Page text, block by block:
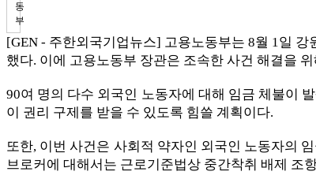
동
부
[GEN - 주한외국기업뉴스] 고용노동부는 8월 1일
했다. 이에 고용노동부 장관은 조속한 사건 해결을
90여 명의 다수 외국인 노동자에 대해 임금 체불이
이 권리 구제를 받을 수 있도록 힘쓸 계획이다.
또한, 이번 사건은 사회적 약자인 외국인 노동자의
브로커에 대해서는 근로기준법상 중간착취 배제 조